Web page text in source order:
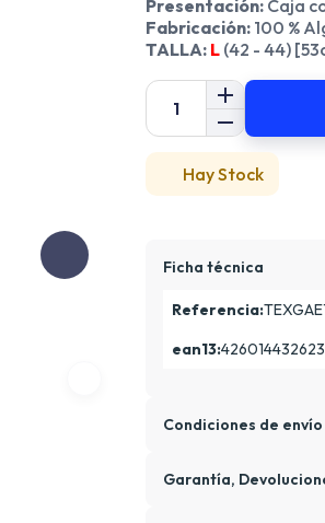
Presentación: Caja
Fabricación: 100 %
TALLA: L (42 - 44)
Hay Stock
Ficha técnica
Referencia:
ean13:
Condiciones de envío
Garantía,